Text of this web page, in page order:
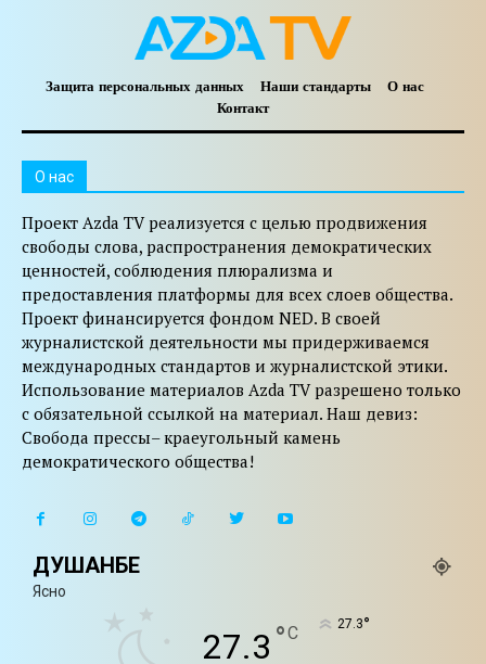
Защита персональных данных Наши стандарты
О нас
Контакт
O нас
Проект Azda TV реализуется с целью продвижения
свободы слова, распространения демократических
ценностей, соблюдения плюрализма и
предоставления платформы для всех слоев общества.
Проект финансируется фондом NED. В своей
журналистской деятельности мы придерживаемся
международных стандартов и журналистской этики.
Использование материалов Azda TV разрешено только
с обязательной ссылкой на материал. Наш девиз:
Свобода прессы– краеугольный камень
демократического общества!
ДУШАНБЕ
Ясно
27.3 °C 27.3°